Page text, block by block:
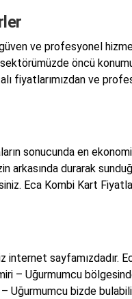
güven ve profesyonel
öncü
fiyatlarımızdan ve
sonucunda en
arkasında durarak
Eca Kombi Kart
sayfamızdadır.
– Uğurmumcu
Uğurmumcu bizde